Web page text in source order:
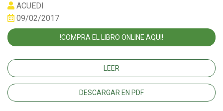
ACUEDI
09/02/2017
!COMPRA EL LIBRO ONLINE AQUI!
LEER
DESCARGAR EN PDF